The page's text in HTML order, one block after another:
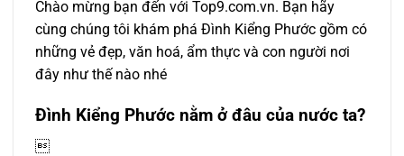
Chào mừng bạn đến với Top9.com.vn. Bạn hãy
cùng chúng tôi khám phá Đình Kiểng Phước gồm có
những vẻ đẹp, văn hoá, ẩm thực và con người nơi
đây như thế nào nhé
Đình Kiểng Phước nằm ở đâu của nước ta?
